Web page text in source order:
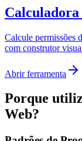
Calculadora
Calcule permissões
com construtor
Abrir ferramenta
Porque
Web?